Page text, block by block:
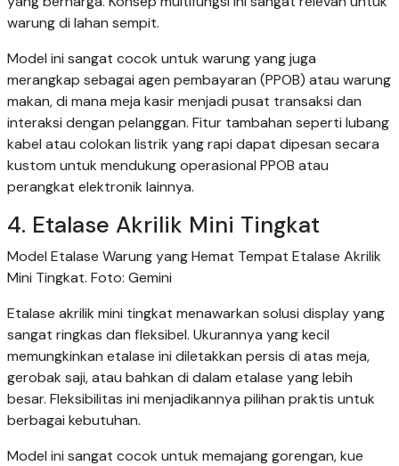
warung di lahan sempit.
Model ini sangat cocok untuk warung yang juga
merangkap sebagai agen pembayaran (PPOB) atau warung
makan, di mana meja kasir menjadi pusat transaksi dan
interaksi dengan pelanggan. Fitur tambahan seperti lubang
kabel atau colokan listrik yang rapi dapat dipesan secara
kustom untuk mendukung operasional PPOB atau
perangkat elektronik lainnya.
4. Etalase Akrilik Mini Tingkat
Model Etalase Warung yang Hemat Tempat Etalase Akrilik
Mini Tingkat. Foto: Gemini
Etalase akrilik mini tingkat menawarkan solusi display yang
sangat ringkas dan fleksibel. Ukurannya yang kecil
memungkinkan etalase ini diletakkan persis di atas meja,
gerobak saji, atau bahkan di dalam etalase yang lebih
besar. Fleksibilitas ini menjadikannya pilihan praktis untuk
berbagai kebutuhan.
Model ini sangat cocok untuk memajang gorengan, kue